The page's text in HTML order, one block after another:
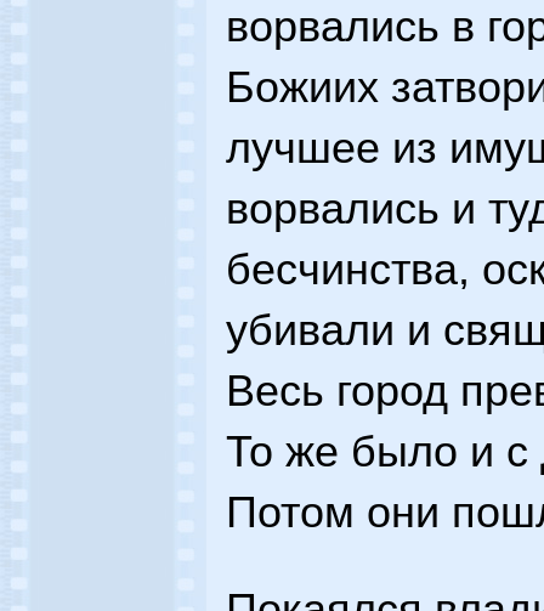
ворвались в
Божиих
лучшее из
ворвались и
бесчинства,
убивали и
Весь город
То же было и с
Потом они